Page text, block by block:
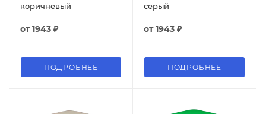
коричневый
от1943 ₽
ПОДРОБНЕЕ
серый
от1943 ₽
ПОДРОБНЕЕ